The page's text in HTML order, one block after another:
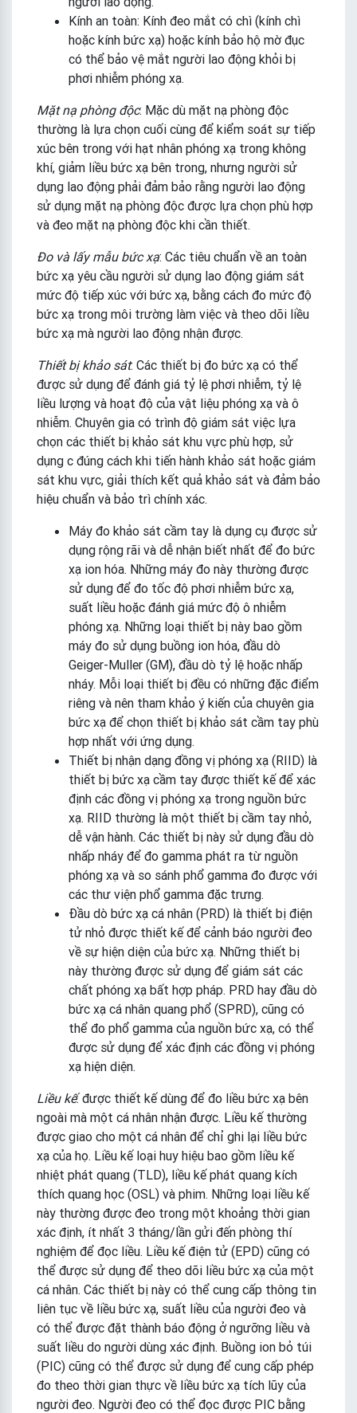
Kính an toàn: Kính đeo mắt có chì (kính chì
hoặc kính bức xạ) hoặc kính bảo hộ mờ đục
có thể bảo vệ mắt người lao động khỏi bị
phơi nhiễm phóng xạ.
Mặt nạ phòng độc: Mặc dù mặt nạ phòng độc
thường là lựa chọn cuối cùng để kiểm soát sự tiếp
xúc bên trong với hạt nhân phóng xạ trong không
khí, giảm liều bức xạ bên trong, nhưng người sử
dụng lao động phải đảm bảo rằng người lao động
sử dụng mặt nạ phòng độc được lựa chọn phù hợp
và đeo mặt nạ phòng độc khi cần thiết.
Đo và lấy mẫu bức xạ: Các tiêu chuẩn về an toàn
bức xạ yêu cầu người sử dụng lao động giám sát
mức độ tiếp xúc với bức xạ, bằng cách đo mức độ
bức xạ trong môi trường làm việc và theo dõi liều
bức xạ mà người lao động nhận được.
Thiết bị khảo sát: Các thiết bị đo bức xạ có thể
được sử dụng để đánh giá tỷ lệ phơi nhiễm, tỷ lệ
liều lượng và hoạt độ của vật liệu phóng xạ và ô
nhiễm. Chuyên gia có trình độ giám sát việc lựa
chọn các thiết bị khảo sát khu vực phù hợp, sử
dụng c đúng cách khi tiến hành khảo sát hoặc giám
sát khu vực, giải thích kết quả khảo sát và đảm bảo
hiệu chuẩn và bảo trì chính xác.
Máy đo khảo sát cầm tay là dụng cụ được sử
dụng rộng rãi và dễ nhận biết nhất để đo bức
xạ ion hóa. Những máy đo này thường được
sử dụng để đo tốc độ phơi nhiễm bức xạ,
suất liều hoặc đánh giá mức độ ô nhiễm
phóng xạ. Những loại thiết bị này bao gồm
máy đo sử dụng buồng ion hóa, đầu dò
Geiger-Muller (GM), đầu dò tỷ lệ hoặc nhấp
nháy. Mỗi loại thiết bị đều có những đặc điểm
riêng và nên tham khảo ý kiến ​​của chuyên gia
bức xạ để chọn thiết bị khảo sát cầm tay phù
hợp nhất với ứng dụng.
Thiết bị nhận dạng đồng vị phóng xạ (RIID) là
thiết bị bức xạ cầm tay được thiết kế để xác
định các đồng vị phóng xạ trong nguồn bức
xạ. RIID thường là một thiết bị cầm tay nhỏ,
dễ vận hành. Các thiết bị này sử dụng đầu dò
nhấp nháy để đo gamma phát ra từ nguồn
phóng xạ và so sánh phổ gamma đo được với
các thư viện phổ gamma đặc trưng.
Đầu dò bức xạ cá nhân (PRD) là thiết bị điện
tử nhỏ được thiết kế để cảnh báo người đeo
về sự hiện diện của bức xạ. Những thiết bị
này thường được sử dụng để giám sát các
chất phóng xạ bất hợp pháp. PRD hay đầu dò
bức xạ cá nhân quang phổ (SPRD), cũng có
thể đo phổ gamma của nguồn bức xạ, có thể
được sử dụng để xác định các đồng vị phóng
xạ hiện diện.
Liều kế: được thiết kế dùng để đo liều bức xạ bên
ngoài mà một cá nhân nhận được. Liều kế thường
được giao cho một cá nhân để chỉ ghi lại liều bức
xạ của họ. Liều kế loại huy hiệu bao gồm liều kế
nhiệt phát quang (TLD), liều kế phát quang kích
thích quang học (OSL) và phim. Những loại liều kế
này thường được đeo trong một khoảng thời gian
xác định, ít nhất 3 tháng/lần gửi đến phòng thí
nghiệm để đọc liều. Liều kế điện tử (EPD) cũng có
thể được sử dụng để theo dõi liều bức xạ của một
cá nhân. Các thiết bị này có thể cung cấp thông tin
liên tục về liều bức xạ, suất liều của người đeo và
có thể được đặt thành báo động ở ngưỡng liều và
suất liều do người dùng xác định. Buồng ion bỏ túi
(PIC) cũng có thể được sử dụng để cung cấp phép
đo theo thời gian thực về liều bức xạ tích lũy của
người đeo. Người đeo có thể đọc được PIC bằng